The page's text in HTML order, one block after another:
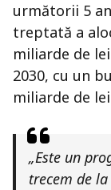
următorii 5
treptată a
miliarde de
2030, cu un
miliarde de
„Este un
trecem de